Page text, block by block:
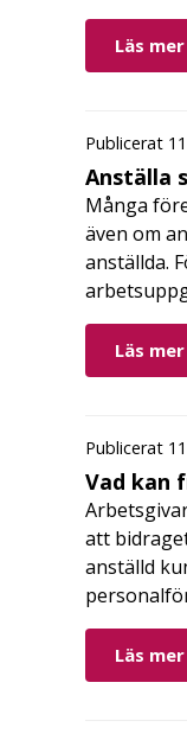
Läs mer
Publicerat
Anställa
Många
även om
anställda.
Läs mer
Publicerat
Vad kan
att
anställd
Läs mer